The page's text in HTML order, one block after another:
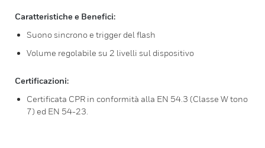
Caratteristiche e Benefici:
Suono sincrono e trigger del flash
Volume regolabile su 2 livelli sul dispositivo
Certificazioni:
Certificata CPR in conformità alla EN 54.3 (Classe W tono
7) ed EN 54-23.